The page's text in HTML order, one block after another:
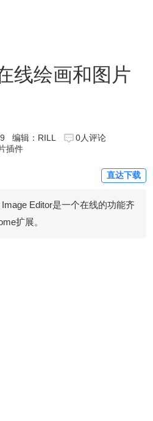
线绘画和图片
编辑：RILL
0人评论
插件
直达下载
Editor是一个在线的功能齐
扩展。